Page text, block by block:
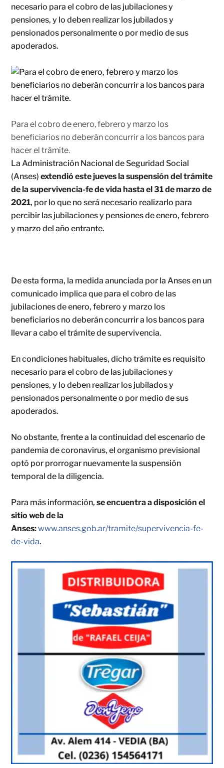
necesario para el cobro de las jubilaciones y
pensiones, y lo deben realizar los jubilados y
pensionados personalmente o por medio de sus
apoderados.
Para el cobro de enero, febrero y marzo los
beneficiarios no deberán concurrir a los bancos para
hacer el trámite.
La Administración Nacional de Seguridad Social
(Anses)extendió este jueves la suspensión del trámite
de la supervivencia-fe de vida hasta el 31 de marzo de
2021, por lo que no será necesario realizarlo para
percibir las jubilaciones y pensiones de enero, febrero
y marzo del año entrante.
De esta forma, la medida anunciada por la Anses en un
comunicado implica que para el cobro de las
jubilaciones de enero, febrero y marzo los
beneficiarios no deberán concurrir a los bancos para
llevar a cabo el trámite de supervivencia.
En condiciones habituales, dicho trámite es requisito
necesario para el cobro de las jubilaciones y
pensiones, y lo deben realizar los jubilados y
pensionados personalmente o por medio de sus
apoderados.
No obstante, frente a la continuidad del escenario de
pandemia de coronavirus, el organismo previsional
optó por prorrogar nuevamente la suspensión
temporal de la diligencia.
Para más información, se encuentra a disposición el
sitio web de la
Anses:www.anses.gob.ar/tramite/supervivencia-fe-
de-vida.